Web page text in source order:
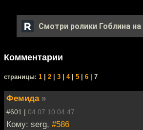
Смотри ролики Гоблина на
Комментарии
cтраницы: 1 2 3 4| 5 6 | 7
Фемида »
#601 | 04.07.10 04:47
Кому: serg, #586